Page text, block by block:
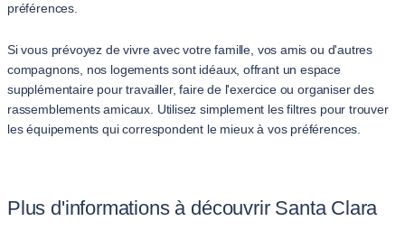
préférences.
Si vous prévoyez de vivre avec votre famille, vos amis ou d'autres
compagnons, nos logements sont idéaux, offrant un espace
supplémentaire pour travailler, faire de l'exercice ou organiser des
rassemblements amicaux. Utilisez simplement les filtres pour trouver
les équipements qui correspondent le mieux à vos préférences.
Plus d'informations à découvrir Santa Clara